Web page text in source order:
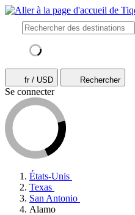
fr / USD Rechercher
Se connecter
États-Unis
Texas
San Antonio
Alamo